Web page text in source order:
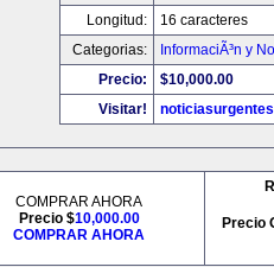
Longitud:
16 caracteres
Categorias:
InformaciÃ³n y
Precio:
$10,000.00
Visitar!
COMPRAR AHORA
Precio $10,000.00
COMPRAR AHORA
Precio